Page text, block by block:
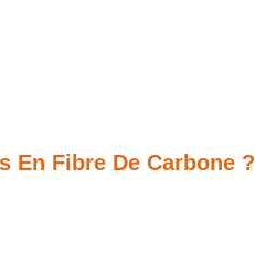
En Fibre De Carbone ?